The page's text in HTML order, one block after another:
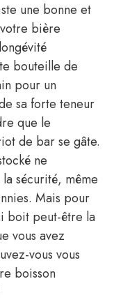
une bonne et
bière
bouteille de
pour un
sa forte teneur
que le
de bar se gâte.
ne
sécurité, même
Mais pour
boit peut-être la
vous avez
vous vous
boisson